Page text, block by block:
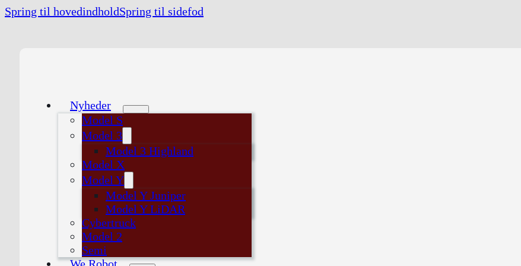
Spring til hovedindholdSpring til sidefod
Nyheder
Model S
Model 3
Model 3 Highland
Model X
Model Y
Model Y Juniper
Model Y LiDAR
Cybertruck
Model 2
Semi